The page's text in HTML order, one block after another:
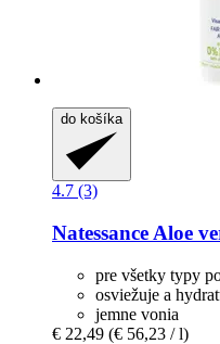
do košíka
4.7 (3)
Natessance Aloe
pre všetky typy
osviežuje a
jemne vonia
€ 22,49 (€ 56,23 / l)